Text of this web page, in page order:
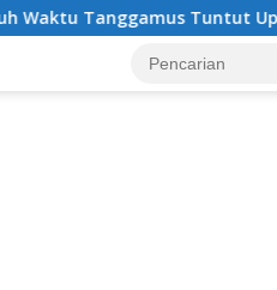
Tanggamus Tuntut Upah Layak